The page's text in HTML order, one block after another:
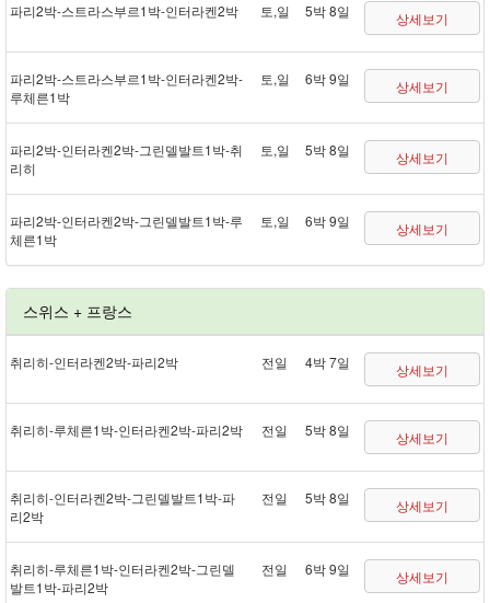
파리 2박 - 스트라스부르 1박 - 인터라켄 2박 토,일 5박 8일 상세보기
파리 2박 - 스트라스부르 1박 - 인터라켄 2박 -
루체른 1박
토,일 6박 9일 상세보기
파리 2박 - 인터라켄 2박 - 그린델발트 1박 - 취
리히
토,일 5박 8일 상세보기
파리 2박 - 인터라켄 2박 - 그린델발트 1박 - 루
체른 1박
토,일 6박 9일 상세보기
스위스 + 프랑스
취리히 - 인터라켄 2박 - 파리 2박 전일 4박 7일 상세보기
취리히 - 루체른 1박 - 인터라켄 2박 - 파리 2박 전일 5박 8일 상세보기
취리히 - 인터라켄 2박 - 그린델발트 1박 - 파
리 2박
전일 5박 8일 상세보기
취리히 - 루체른 1박 - 인터라켄 2박 - 그린델
발트 1박 - 파리 2박
전일 6박 9일 상세보기